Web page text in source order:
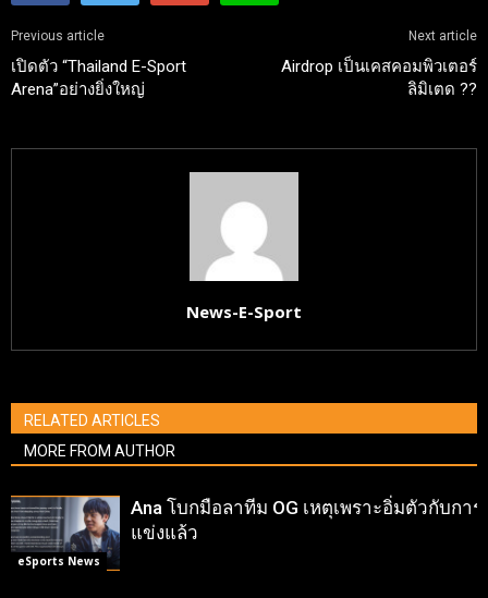
Previous article
เปิดตัว “Thailand E-Sport
Arena”อย่างยิ่งใหญ่
Next article
Airdrop เป็นเคสคอมพิวเตอร์
ลิมิเตด ??
News-E-Sport
RELATED ARTICLES
MORE FROM AUTHOR
eSports News
Ana โบกมือลาทีม OG เหตุเพราะอิ่มตัวกับการ
แข่งแล้ว